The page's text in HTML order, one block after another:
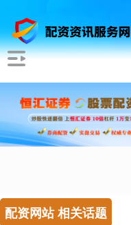
配资网站 相关话题